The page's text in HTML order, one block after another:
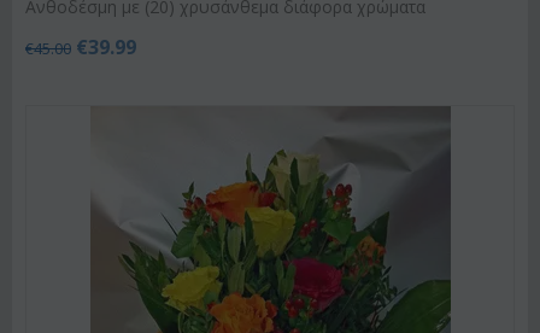
Ανθοδέσμη με (20) χρυσάνθεμα διάφορα χρώματα
€45.00 €39.99